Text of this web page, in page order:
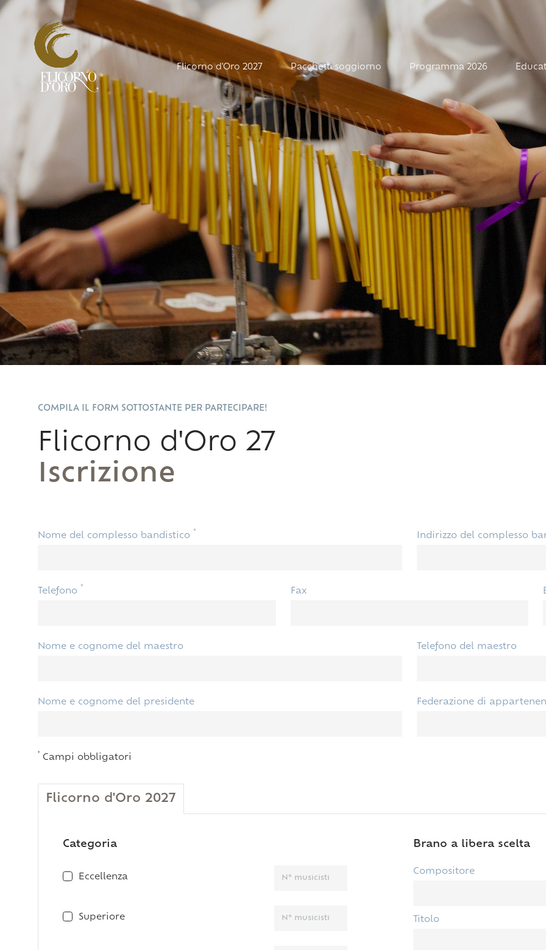
Flicorno d'Oro 2027 Pacchetti soggiorno Programma 2026
COMPILA IL FORM SOTTOSTANTE PER PARTECIPARE!
Flicorno d'Oro 27
Iscrizione
Nome del complesso bandistico * Indirizzo del complesso
Telefono * Fax
Nome e cognome del maestro Telefono del maestro
Nome e cognome del presidente Federazione di
* Campi obbligatori
Flicorno d'Oro 2027
Categoria
Eccellenza
Superiore
Brano a libera scelta
Compositore
Titolo